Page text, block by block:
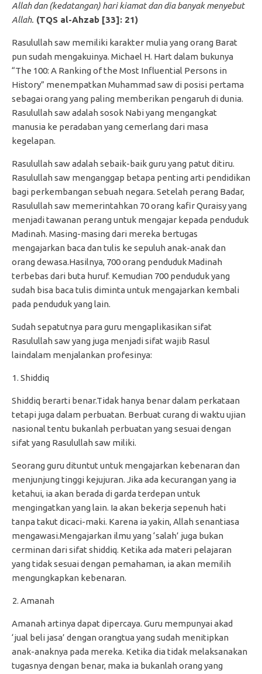
Allah dan (kedatangan) hari kiamat dan dia banyak menyebut
Allah. (TQS al-Ahzab [33]: 21)
Rasulullah saw memiliki karakter mulia yang orang Barat
pun sudah mengakuinya. Michael H. Hart dalam bukunya
“The 100: A Ranking of the Most Influential Persons in
History” menempatkan Muhammad saw di posisi pertama
sebagai orang yang paling memberikan pengaruh di dunia.
Rasulullah saw adalah sosok Nabi yang mengangkat
manusia ke peradaban yang cemerlang dari masa
kegelapan.
Rasulullah saw adalah sebaik-baik guru yang patut ditiru.
Rasulullah saw menganggap betapa penting arti pendidikan
bagi perkembangan sebuah negara. Setelah perang Badar,
Rasulullah saw memerintahkan 70 orang kafir Quraisy yang
menjadi tawanan perang untuk mengajar kepada penduduk
Madinah. Masing-masing dari mereka bertugas
mengajarkan baca dan tulis ke sepuluh anak-anak dan
orang dewasa.Hasilnya, 700 orang penduduk Madinah
terbebas dari buta huruf. Kemudian 700 penduduk yang
sudah bisa baca tulis diminta untuk mengajarkan kembali
pada penduduk yang lain.
Sudah sepatutnya para guru mengaplikasikan sifat
Rasulullah saw yang juga menjadi sifat wajib Rasul
laindalam menjalankan profesinya:
Shiddiq
Shiddiq berarti benar.Tidak hanya benar dalam perkataan
tetapi juga dalam perbuatan. Berbuat curang di waktu ujian
nasional tentu bukanlah perbuatan yang sesuai dengan
sifat yang Rasulullah saw miliki.
Seorang guru dituntut untuk mengajarkan kebenaran dan
menjunjung tinggi kejujuran. Jika ada kecurangan yang ia
ketahui, ia akan berada di garda terdepan untuk
mengingatkan yang lain. Ia akan bekerja sepenuh hati
tanpa takut dicaci-maki. Karena ia yakin, Allah senantiasa
mengawasi.Mengajarkan ilmu yang ‘salah’ juga bukan
cerminan dari sifat shiddiq. Ketika ada materi pelajaran
yang tidak sesuai dengan pemahaman, ia akan memilih
mengungkapkan kebenaran.
Amanah
Amanah artinya dapat dipercaya. Guru mempunyai akad
‘jual beli jasa’ dengan orangtua yang sudah menitipkan
anak-anaknya pada mereka. Ketika dia tidak melaksanakan
tugasnya dengan benar, maka ia bukanlah orang yang